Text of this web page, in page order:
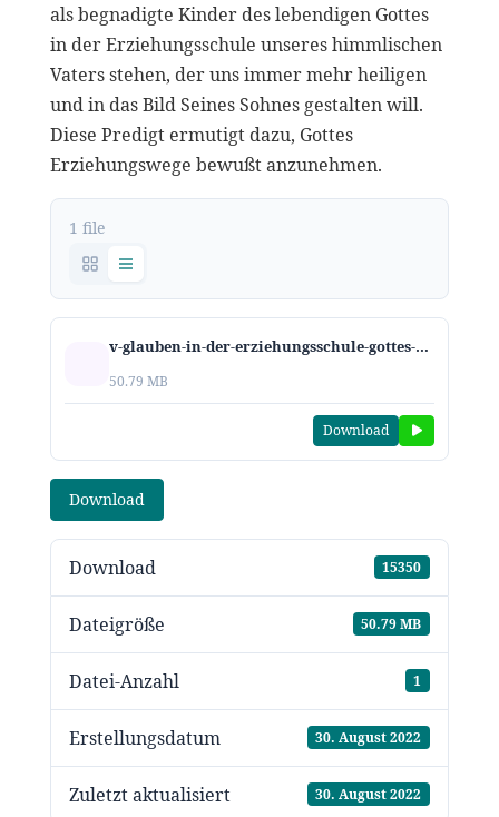
Download
Download 15350
Dateigröße 50.79 MB
Datei-Anzahl 1
Erstellungsdatum 30. August 2022
Zuletzt aktualisiert 30. August 2022
als begnadigte Kinder des lebendigen Gottes
in der Erziehungsschule unseres himmlischen
Vaters stehen, der uns immer mehr heiligen
und in das Bild Seines Sohnes gestalten will.
Diese Predigt ermutigt dazu, Gottes
Erziehungswege bewußt anzunehmen.
1 file
v-glauben-in-der-erziehungsschule-gottes-2021.mp3
50.79 MB
Download